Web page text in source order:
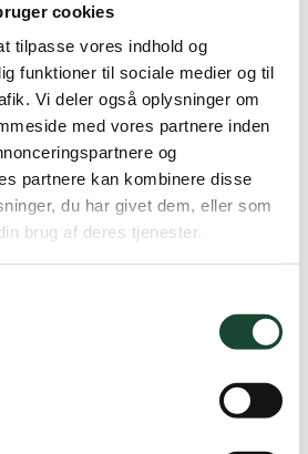
cookies
tilpasse vores indhold og
funktioner til sociale medier og til
Vi deler også oplysninger om
med vores partnere inden
og
partnere kan kombinere disse
du har givet dem, eller som
brug af deres tjenester.